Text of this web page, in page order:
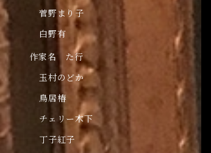
菅野まり子
白野有
作家名 た行
玉村のどか
鳥居椿
チェリー木下
丁子紅子